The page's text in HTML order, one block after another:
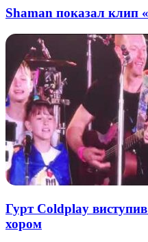
Shaman показал клип
Гурт Coldplay
хором